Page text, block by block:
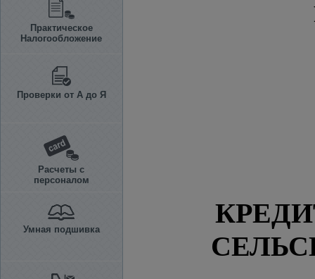
Практическое
Налогообложение
Проверки от А до Я
Расчеты с
персоналом
Умная подшивка